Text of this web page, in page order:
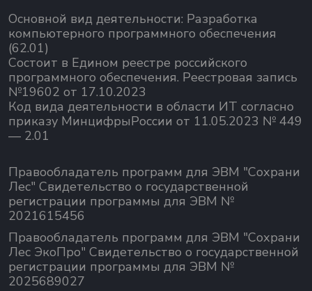
Основной вид деятельности: Разработка
компьютерного программного обеспечения
(62.01)
Состоит в Едином реестре российского
программного обеспечения. Реестровая запись
№19602 от 17.10.2023
Код вида деятельности в области ИТ согласно
приказу МинцифрыРоссии от 11.05.2023 № 449
— 2.01
Правообладатель программ для ЭВМ "Сохрани
Лес" Свидетельство о государственной
регистрации программы для ЭВМ №
2021615456
Правообладатель программ для ЭВМ "Сохрани
Лес ЭкоПро" Свидетельство о государственной
регистрации программы для ЭВМ №
2025689027